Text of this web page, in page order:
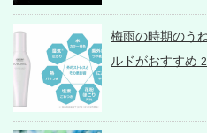
梅雨の時期のう
ルドがおすすめ